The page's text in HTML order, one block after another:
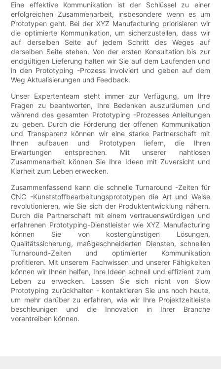
Eine effektive Kommunikation ist der Schlüssel zu einer
erfolgreichen Zusammenarbeit, insbesondere wenn es um
Prototypen geht. Bei der XYZ Manufacturing priorisieren wir
die optimierte Kommunikation, um sicherzustellen, dass wir
auf derselben Seite auf jedem Schritt des Weges auf
derselben Seite stehen. Von der ersten Konsultation bis zur
endgültigen Lieferung halten wir Sie auf dem Laufenden und
in den Prototyping -Prozess involviert und geben auf dem
Weg Aktualisierungen und Feedback.
Unser Expertenteam steht immer zur Verfügung, um Ihre
Fragen zu beantworten, Ihre Bedenken auszuräumen und
während des gesamten Prototyping -Prozesses Anleitungen
zu geben. Durch die Förderung der offenen Kommunikation
und Transparenz können wir eine starke Partnerschaft mit
Ihnen aufbauen und Prototypen liefern, die Ihren
Erwartungen entsprechen. Mit unserer nahtlosen
Zusammenarbeit können Sie Ihre Ideen mit Zuversicht und
Klarheit zum Leben erwecken.
Zusammenfassend kann die schnelle Turnaround -Zeiten für
CNC -Kunststoffbearbeitungsprototypen die Art und Weise
revolutionieren, wie Sie sich der Produktentwicklung nähern.
Durch die Partnerschaft mit einem vertrauenswürdigen und
erfahrenen Prototyping-Dienstleister wie XYZ Manufacturing
können Sie von kostengünstigen Lösungen,
Qualitätssicherung, maßgeschneiderten Diensten, schnellen
Turnaround-Zeiten und optimierter Kommunikation
profitieren. Mit unserem Fachwissen und unserer Fähigkeiten
können wir Ihnen helfen, Ihre Ideen schnell und effizient zum
Leben zu erwecken. Lassen Sie sich nicht von Slow
Prototyping zurückhalten - kontaktieren Sie uns noch heute,
um mehr darüber zu erfahren, wie wir Ihre Projektzeitleiste
beschleunigen und die Innovation in Ihrer Branche
vorantreiben können.